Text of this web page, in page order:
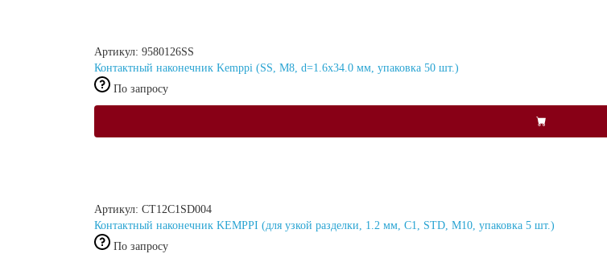
Артикул: 9580126SS
Контактный наконечник Kemppi (SS, М8, d=1.6x34.0 мм, упаковка 50 шт.)
По запросу
Артикул: CT12C1SD004
Контактный наконечник KEMPPI (для узкой разделки, 1.2 мм, C1, STD, M10, упаковка 5 шт.)
По запросу